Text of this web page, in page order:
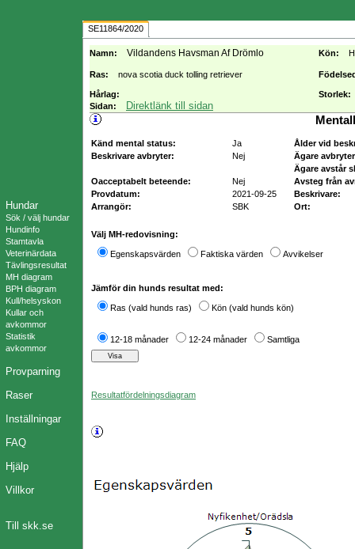
Hundar
Sök / välj hundar
Hundinfo
Stamtavla
Veterinärdata
Tävlingsresultat
MH diagram
BPH diagram
Kull/helsyskon
Kullar och
avkommor
Statistik
avkommor
Provparning
Raser
Inställningar
FAQ
Hjälp
Villkor
Till skk.se
SE11864/2020
Namn: Vildandens Havsman Af Drömlo Kön: H
Ras: nova scotia duck tolling retriever
Hårlag:
Storlek:
Sidan:
Direktlänk till sidan
Känd mental status: Ja
Ålder vid
Beskrivare avbryter:
Nej
Ägare
Ägare avstår
Oacceptabelt beteende:
Nej
Avsteg från
Provdatum:
2021-09-25
Beskrivare:
Arrangör:
SBK Ort:
Välj MH-redovisning:
Egenskapsvärden Faktiska värden Avvikelser
Jämför din hunds resultat med:
Ras (vald hunds ras) Kön (vald hunds kön)
12-18 månader 12-24 månader Samtliga
Resultatfördelningsdiagram